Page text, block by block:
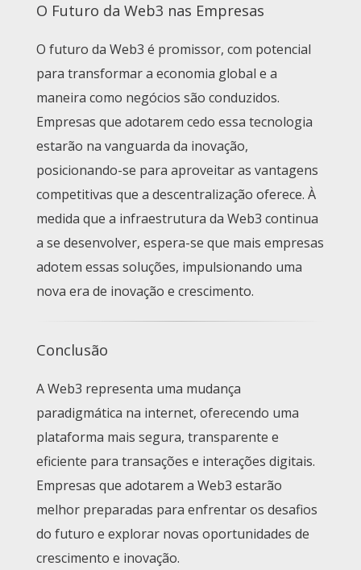
O Futuro da Web3 nas Empresas
O futuro da Web3 é promissor, com potencial
para transformar a economia global e a
maneira como negócios são conduzidos.
Empresas que adotarem cedo essa tecnologia
estarão na vanguarda da inovação,
posicionando-se para aproveitar as vantagens
competitivas que a descentralização oferece. À
medida que a infraestrutura da Web3 continua
a se desenvolver, espera-se que mais empresas
adotem essas soluções, impulsionando uma
nova era de inovação e crescimento.
Conclusão
A Web3 representa uma mudança
paradigmática na internet, oferecendo uma
plataforma mais segura, transparente e
eficiente para transações e interações digitais.
Empresas que adotarem a Web3 estarão
melhor preparadas para enfrentar os desafios
do futuro e explorar novas oportunidades de
crescimento e inovação.